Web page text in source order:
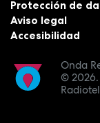
Onda
© 2026.
Protección de
Aviso legal
Accesibilidad